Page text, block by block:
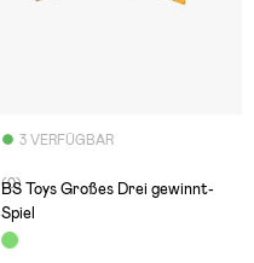
3 VERFÜGBAR
(0)
BS Toys Großes Drei gewinnt-
Spiel